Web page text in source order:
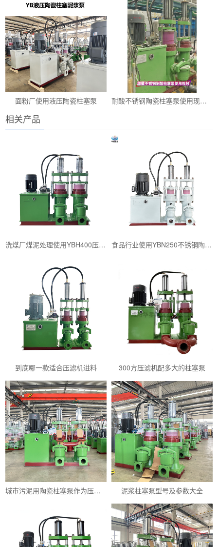
面粉厂使用液压陶瓷柱塞泵 耐酸不锈钢陶瓷柱塞泵使用现场视频
相关产品
洗煤厂煤泥处理使用YBH400压滤机专用入料泵 食品行业使用YBN250不锈钢陶瓷柱塞泥浆泵
到底哪一款适合压滤机进料 300方压滤机配多大的柱塞泵
城市污泥用陶瓷柱塞泵作为压滤机进料泵怎么样 泥浆柱塞泵型号及参数大全